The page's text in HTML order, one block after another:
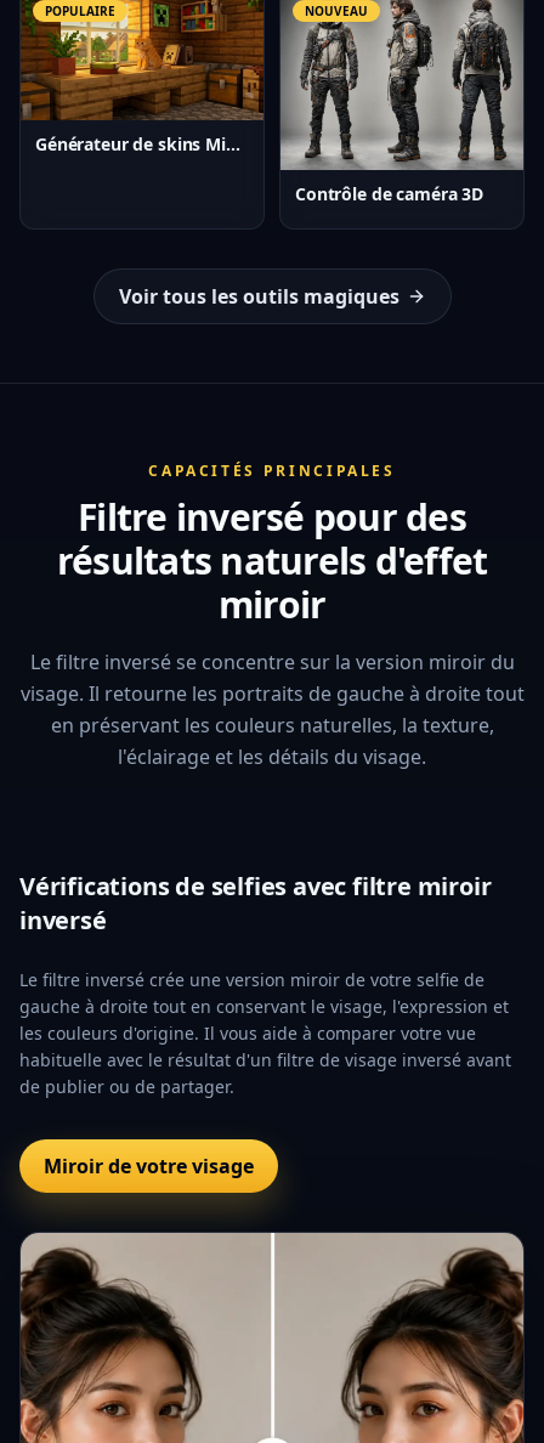
POPULAIRE
Générateur de skins Minecraft IA
NOUVEAU
Contrôle de caméra 3D
Voir tous les outils magiques
CAPACITÉS PRINCIPALES
Filtre inversé pour des
résultats naturels d'effet
miroir
Le filtre inversé se concentre sur la version miroir du
visage. Il retourne les portraits de gauche à droite tout
en préservant les couleurs naturelles, la texture,
l'éclairage et les détails du visage.
Vérifications de selfies avec filtre miroir
inversé
Le filtre inversé crée une version miroir de votre selfie de
gauche à droite tout en conservant le visage, l'expression et
les couleurs d'origine. Il vous aide à comparer votre vue
habituelle avec le résultat d'un filtre de visage inversé avant
de publier ou de partager.
Miroir de votre visage